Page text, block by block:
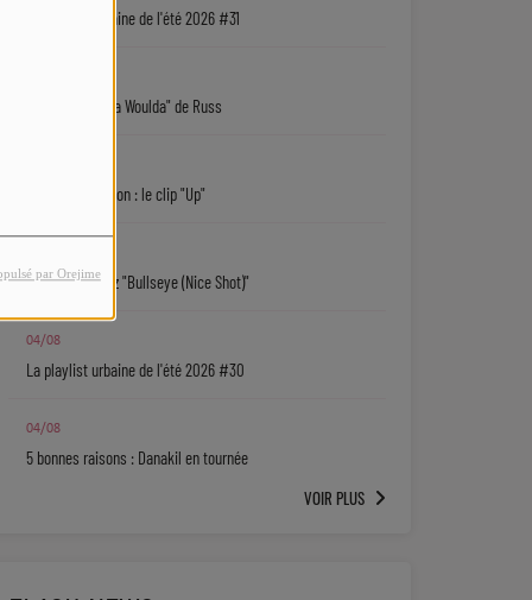
par Orejime
La playlist urbaine de l'été 2026 #31
"Coulda Shoulda Woulda" de Russ
Keith D. Robinson : le clip "Up"
Sy'Rai : écoutez "Bullseye (Nice Shot)"
04/08
La playlist urbaine de l'été 2026 #30
04/08
5 bonnes raisons : Danakil en tournée
VOIR PLUS